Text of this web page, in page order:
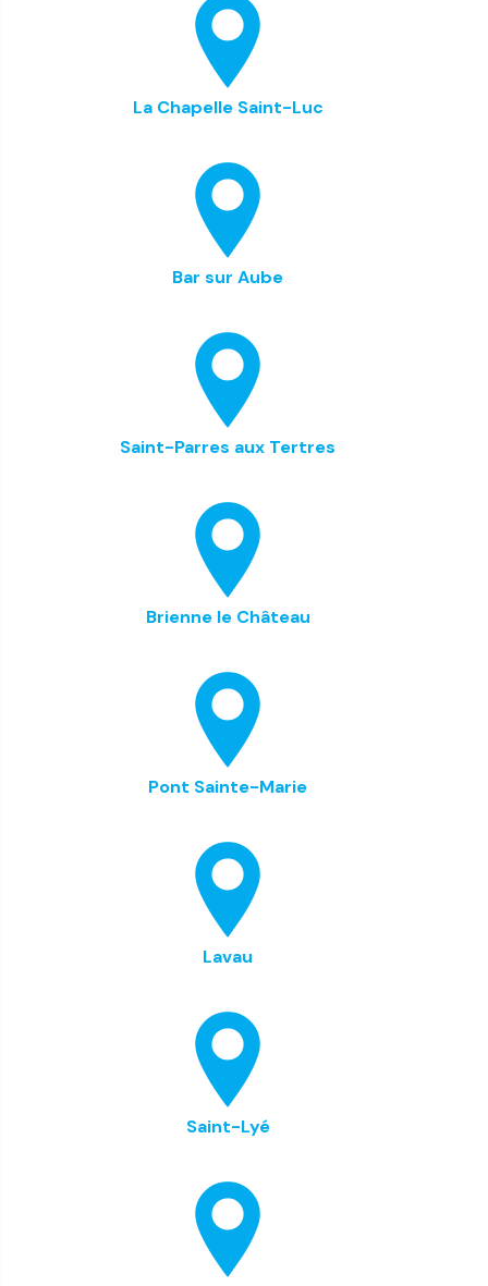
La Chapelle Saint-Luc
Bar sur Aube
Saint-Parres aux Tertres
Brienne le Château
Pont Sainte-Marie
Lavau
Saint-Lyé